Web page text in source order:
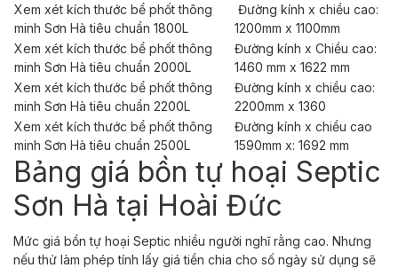
Xem xét kích thước bể phốt thông
minh Sơn Hà tiêu chuẩn 1800L
Đường kính x chiều cao:
1200mm x 1100mm
Xem xét kích thước bể phốt thông
minh Sơn Hà tiêu chuẩn 2000L
Đường kính x Chiều cao:
1460 mm x 1622 mm
Xem xét kích thước bể phốt thông
minh Sơn Hà tiêu chuẩn 2200L
Đường kính x chiều cao:
2200mm x 1360
Xem xét kích thước bể phốt thông
minh Sơn Hà tiêu chuẩn 2500L
Đường kính x chiều cao
1590mm x: 1692 mm
Bảng giá bồn tự hoại Septic
Sơn Hà tại Hoài Đức
Mức giá bồn tự hoại Septic nhiều người nghĩ rằng cao. Nhưng
nếu thử làm phép tính lấy giá tiền chia cho số ngày sử dụng sẽ